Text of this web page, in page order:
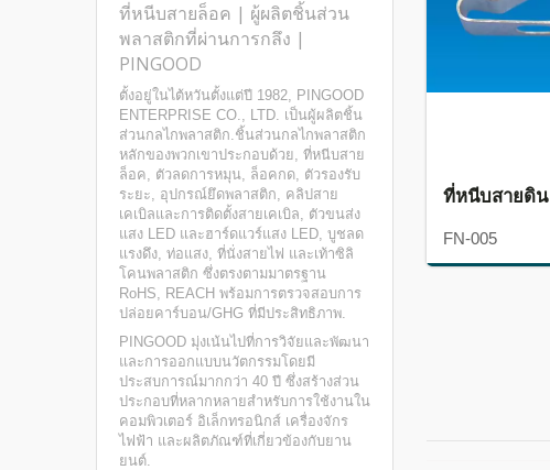
ที่หนีบสายล็อค | ผู้ผลิตชิ้นส่วน
พลาสติกที่ผ่านการกลึง |
PINGOOD
ตั้งอยู่ในไต้หวันตั้งแต่ปี 1982, PINGOOD
ENTERPRISE CO., LTD. เป็นผู้ผลิตชิ้น
ส่วนกลไกพลาสติก.ชิ้นส่วนกลไกพลาสติก
หลักของพวกเขาประกอบด้วย, ที่หนีบสาย
ล็อค, ตัวลดการหมุน, ล็อคกด, ตัวรองรับ
ระยะ, อุปกรณ์ยึดพลาสติก, คลิปสาย
เคเบิลและการติดตั้งสายเคเบิล, ตัวขนส่ง
แสง LED และฮาร์ดแวร์แสง LED, บูชลด
แรงดึง, ท่อแสง, ที่นั่งสายไฟ และเท้าซิลิ
โคนพลาสติก ซึ่งตรงตามมาตรฐาน
RoHS, REACH พร้อมการตรวจสอบการ
ปล่อยคาร์บอน/GHG ที่มีประสิทธิภาพ.
PINGOOD มุ่งเน้นไปที่การวิจัยและพัฒนา
และการออกแบบนวัตกรรมโดยมี
ประสบการณ์มากกว่า 40 ปี ซึ่งสร้างส่วน
ประกอบที่หลากหลายสำหรับการใช้งานใน
คอมพิวเตอร์ อิเล็กทรอนิกส์ เครื่องจักร
ไฟฟ้า และผลิตภัณฑ์ที่เกี่ยวข้องกับยาน
ยนต์.
ที่หนีบสายดิน
FN-005